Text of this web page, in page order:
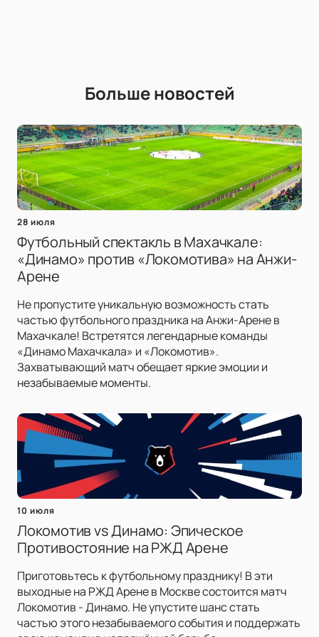
Больше новостей
28 июля
Футбольный спектакль в Махачкале:
«Динамо» против «Локомотива» на Анжи-
Арене
Не пропустите уникальную возможность стать
частью футбольного праздника на Анжи-Арене в
Махачкале! Встретятся легендарные команды
«Динамо Махачкала» и «Локомотив».
Захватывающий матч обещает яркие эмоции и
незабываемые моменты.
10 июля
Локомотив vs Динамо: Эпическое
Противостояние на РЖД Арене
Приготовьтесь к футбольному празднику! В эти
выходные на РЖД Арене в Москве состоится матч
Локомотив - Динамо. Не упустите шанс стать
частью этого незабываемого события и поддержать